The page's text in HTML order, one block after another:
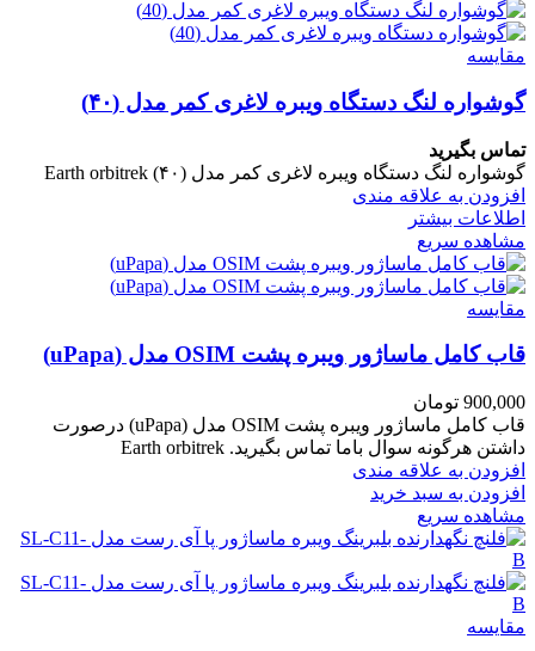
مقایسه
گوشواره لنگ دستگاه ویبره لاغری کمر مدل (۴۰)
تماس بگیرید
گوشواره لنگ دستگاه ویبره لاغری کمر مدل (۴۰) Earth orbitrek
افزودن به علاقه مندی
اطلاعات بیشتر
مشاهده سریع
مقایسه
قاب کامل ماساژور ویبره پشت OSIM مدل (uPapa)
900,000 تومان
قاب کامل ماساژور ویبره پشت OSIM مدل (uPapa) درصورت
داشتن هرگونه سوال باما تماس بگیرید. Earth orbitrek
افزودن به علاقه مندی
افزودن به سبد خرید
مشاهده سریع
مقایسه